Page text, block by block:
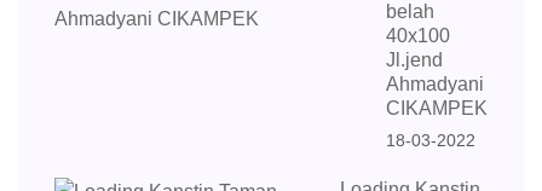
belah
40x100
Jl.jend
Ahmadyani
CIKAMPEK
18-03-2022